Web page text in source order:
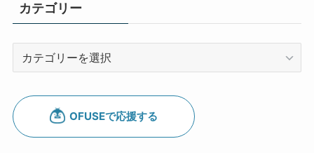
カテゴリー
リ
ー